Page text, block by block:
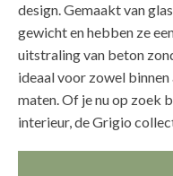
design. Gemaakt van
gewicht en hebben ze
uitstraling van beton
ideaal voor zowel
maten. Of je nu op zoek
interieur, de Grigio